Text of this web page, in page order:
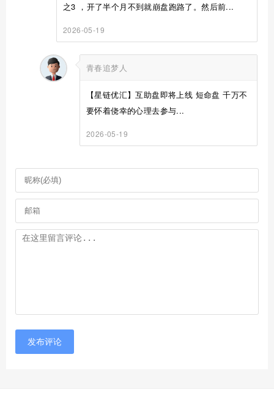
之3 ，开了半个月不到就崩盘跑路了。然后前...
2026-05-19
青春追梦人
【星链优汇】互助盘即将上线 短命盘 千万不
要怀着侥幸的心理去参与...
2026-05-19
发布评论